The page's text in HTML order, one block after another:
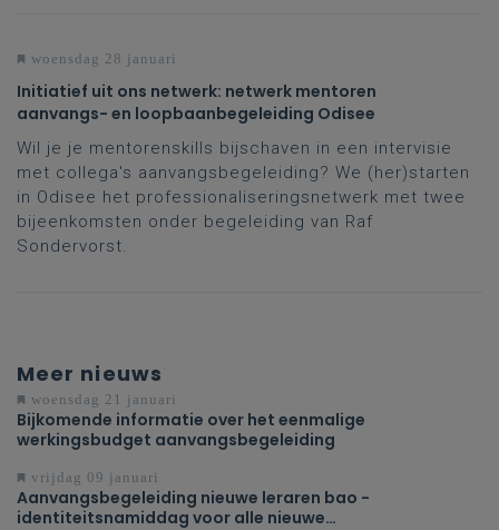
woensdag 28 januari
Initiatief uit ons netwerk: netwerk mentoren
aanvangs- en loopbaanbegeleiding Odisee
Wil je je mentorenskills bijschaven in een intervisie
met collega's aanvangsbegeleiding? We (her)starten
in Odisee het professionaliseringsnetwerk met twee
bijeenkomsten onder begeleiding van Raf
Sondervorst.
Meer nieuws
woensdag 21 januari
Bijkomende informatie over het eenmalige
werkingsbudget aanvangsbegeleiding
vrijdag 09 januari
Aanvangsbegeleiding nieuwe leraren bao -
identiteitsnamiddag voor alle nieuwe